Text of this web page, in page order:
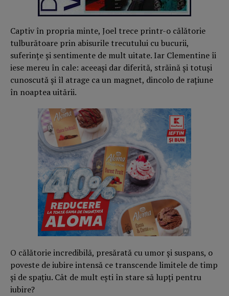
Captiv în propria minte, Joel trece printr-o călătorie
tulburătoare prin abisurile trecutului cu bucurii,
suferințe și sentimente de mult uitate. Iar Clementine îi
iese mereu în cale: aceeași dar diferită, străină și totuși
cunoscută și îl atrage ca un magnet, dincolo de rațiune
în noaptea uitării.
O călătorie incredibilă, presărată cu umor și suspans, o
poveste de iubire intensă ce transcende limitele de timp
și de spațiu. Cât de mult ești în stare să lupți pentru
iubire?